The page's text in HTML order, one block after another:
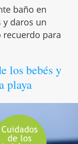
baño en
y daros un
para
los bebés y
playa